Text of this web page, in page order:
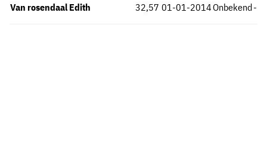
Van rosendaal Edith Onbekend
32,57 -
01-01-2014